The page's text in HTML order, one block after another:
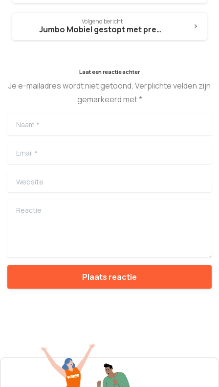
Volgend bericht
Jumbo Mobiel gestopt met prepaid
Laat een reactie achter
Je e-mailadres wordt niet getoond. Verplichte velden zijn
gemarkeerd met *
Naam
Email
Website
Reactie